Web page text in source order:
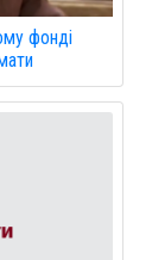
фонді